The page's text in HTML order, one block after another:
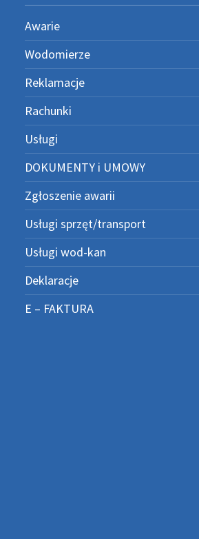
Awarie
Wodomierze
Reklamacje
Rachunki
Usługi
DOKUMENTY i UMOWY
Zgłoszenie awarii
Usługi sprzęt/transport
Usługi wod-kan
Deklaracje
E – FAKTURA